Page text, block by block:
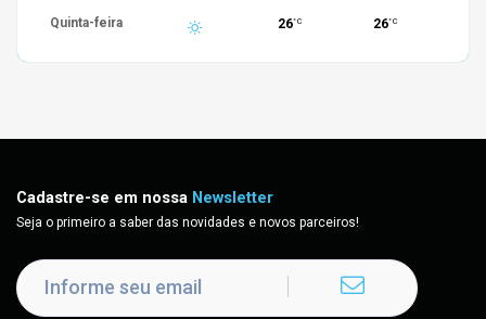
Quinta-feira 26°C 26°C
Cadastre-se em nossa Newsletter
Seja o primeiro a saber das novidades e novos parceiros!